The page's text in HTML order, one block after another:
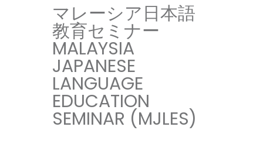
マレーシア日本語
教育セミナー
MALAYSIA
JAPANESE
LANGUAGE
EDUCATION
SEMINAR (MJLES)